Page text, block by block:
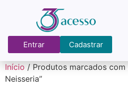
Entrar Cadastrar
Início / Produtos marcados com
Neisseria”